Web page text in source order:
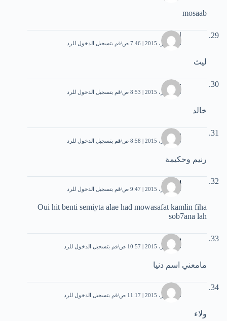
mosaab
ليث
28 أكتوبر، 2015 | 7:46 ص قم بتسجيل الدخول للرد
ليث
خالد
28 أكتوبر، 2015 | 8:53 ص قم بتسجيل الدخول للرد
خالد
رنيم
28 أكتوبر، 2015 | 8:58 ص قم بتسجيل الدخول للرد
رنيم وحكيمة
amina
28 أكتوبر، 2015 | 9:47 ص قم بتسجيل الدخول للرد
Oui hit benti semiyta alae had mowasafat kamlin fiha
sob7ana lah
دنيا
28 أكتوبر، 2015 | 10:57 ص قم بتسجيل الدخول للرد
مامعني اسم دنيا
ولاء
28 أكتوبر، 2015 | 11:17 ص قم بتسجيل الدخول للرد
ولاء